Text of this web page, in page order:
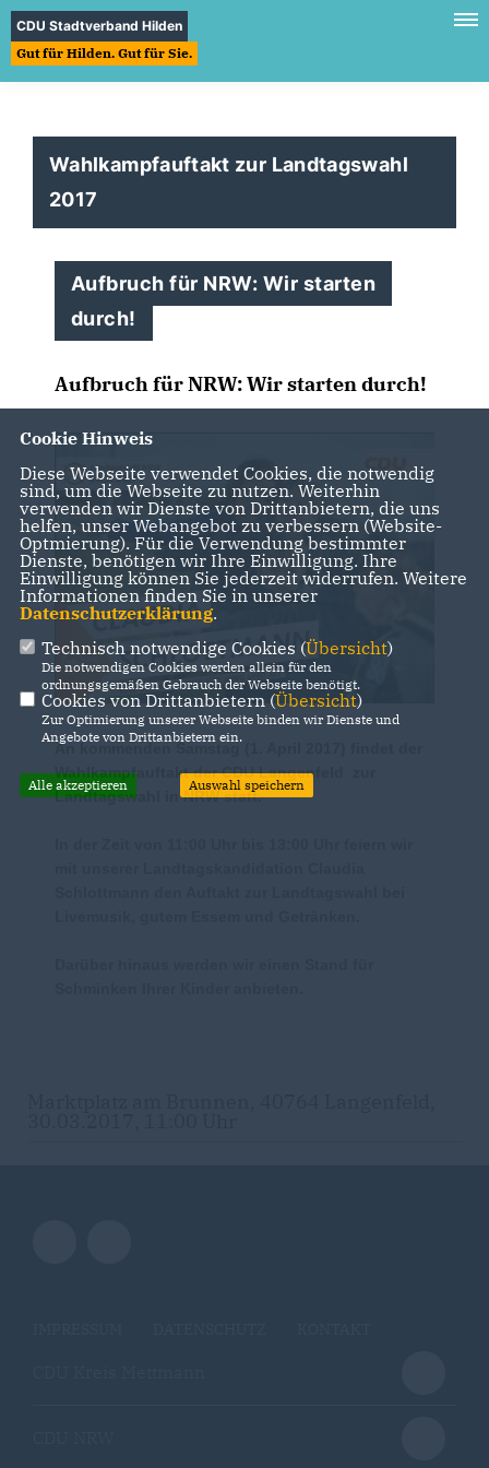
CDU Stadtverband Hilden
Gut für Hilden. Gut für Sie.
Wahlkampfauftakt zur Landtagswahl
2017
Aufbruch für NRW: Wir starten
durch!
Aufbruch für NRW: Wir starten durch!
An kommenden Samstag (1. April 2017) findet der
Wahlkampfauftakt der CDU Langenfeld zur
Landtagswahl in NRW statt.
Cookie Hinweis
Diese Webseite verwendet Cookies, die notwendig
sind, um die Webseite zu nutzen. Weiterhin
verwenden wir Dienste von Drittanbietern, die uns
helfen, unser Webangebot zu verbessern (Website-
Optmierung). Für die Verwendung bestimmter
Dienste, benötigen wir Ihre Einwilligung. Ihre
Einwilligung können Sie jederzeit widerrufen. Weitere
Informationen finden Sie in unserer
Datenschutzerklärung.
Technisch notwendige Cookies (Übersicht)
Die notwendigen Cookies werden allein für den
ordnungsgemäßen Gebrauch der Webseite benötigt.
Cookies von Drittanbietern (Übersicht)
Zur Optimierung unserer Webseite binden wir Dienste und
Angebote von Drittanbietern ein.
Alle akzeptieren Auswahl speichern